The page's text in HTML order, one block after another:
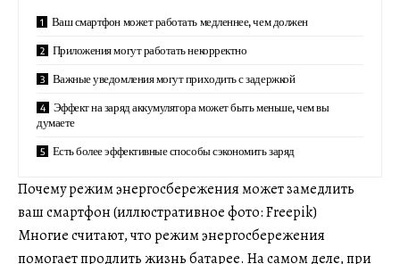
Ваш смартфон может работать медленнее, чем должен
Приложения могут работать некорректно
Важные уведомления могут приходить с задержкой
Эффект на заряд аккумулятора может быть меньше, чем вы
думаете
Есть более эффективные способы сэкономить заряд
Почему режим энергосбережения может замедлить
ваш смартфон (иллюстративное фото: Freepik)
Многие считают, что режим энергосбережения
помогает продлить жизнь батарее. На самом деле, при